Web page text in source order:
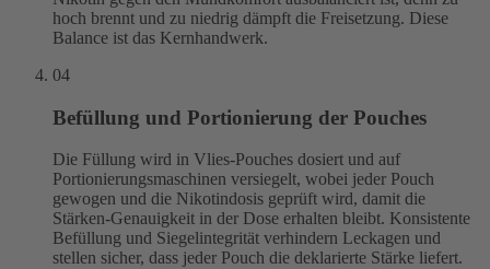
hoch brennt und zu niedrig dämpft die Freisetzung. Diese
Balance ist das Kernhandwerk.
04
Befüllung und Portionierung der Pouches
Die Füllung wird in Vlies-Pouches dosiert und auf
Portionierungsmaschinen versiegelt, wobei jeder Pouch
gewogen und die Nikotindosis geprüft wird, damit die
Stärken-Genauigkeit in der Dose erhalten bleibt. Konsistente
Befüllung und Siegelintegrität verhindern Leckagen und
stellen sicher, dass jeder Pouch die deklarierte Stärke liefert.